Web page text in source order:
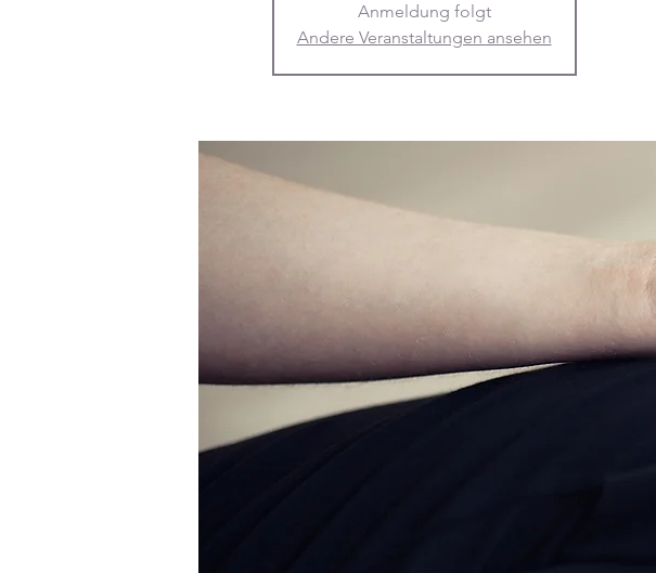
Anmeldung folgt
Andere Veranstaltungen ansehen